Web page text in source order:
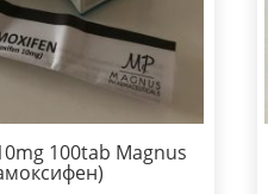
100tab Magnus